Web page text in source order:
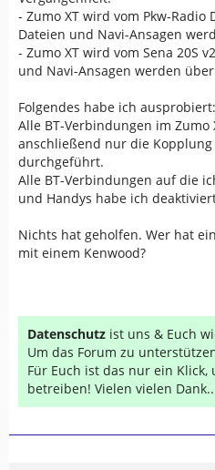
- Zumo XT wird vom Pkw-Radio
Dateien und Navi-Ansagen
- Zumo XT wird vom Sena 20S
und Navi-Ansagen werden
Folgendes habe ich ausprobiert:
Alle BT-Verbindungen im Zumo
anschließend nur die
durchgeführt.
Alle BT-Verbindungen auf die
und Handys habe ich
Nichts hat geholfen. Wer hat
mit einem Kenwood?
Datenschutz ist uns & Euch
Um das Forum zu
Für Euch ist das nur ein Klick,
betreiben! Vielen vielen